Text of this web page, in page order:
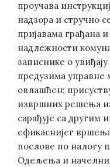
проучава
надзора и стручно
пријавама грађана
надлежности
записнике о
предузима управне
овлашћен;
извршних решења
сарађује са другим
ефикаснијег
послове по налогу
Одељења и